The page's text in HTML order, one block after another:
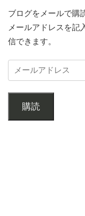
ブログをメールで購
メールアドレスを記
信できます。
購読